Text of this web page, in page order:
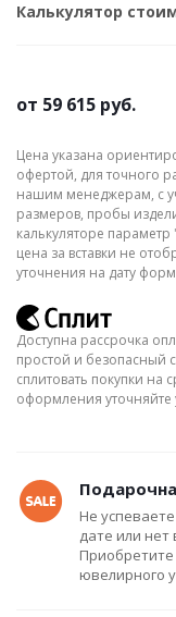
Калькулятор
от 59 615 руб.
Цена указана
офертой, для точного
нашим менеджерам, с
размеров, пробы
калькуляторе
цена за вставки не
уточнения на дату
Доступна рассрочка
простой и безопасный
сплитовать покупки на
оформления
Не
дате или нет
ювелирного